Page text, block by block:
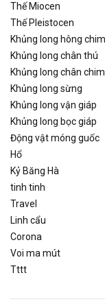
Thế Miocen
Thế Pleistocen
Khủng long hông chim
Khủng long chân thú
Khủng long chân chim
Khủng long sừng
Khủng long vận giáp
Khủng long bọc giáp
Động vật móng guốc
Hổ
Kỷ Băng Hà
tinh tinh
Travel
Linh cẩu
Corona
Voi ma mút
Tttt